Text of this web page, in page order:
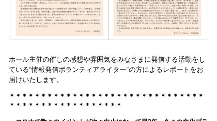
ホール主催の催しの感想や雰囲気をみなさまに発信する活動をし
ている“情報発信ボランティアライター”の方によるレポートをお
届けいたします。
＊＊＊＊＊＊＊＊＊＊＊＊＊＊＊＊＊＊＊＊＊＊＊＊＊＊＊＊＊＊＊
＊＊＊＊＊＊＊＊＊＊＊＊＊＊＊＊＊＊